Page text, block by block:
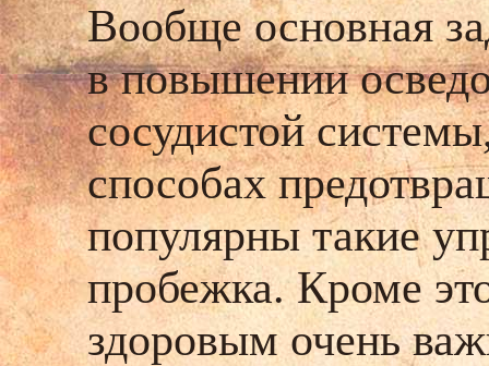
Вообще основная
в повышении
сосудистой
способах
популярны такие
пробежка. Кроме
здоровым очень